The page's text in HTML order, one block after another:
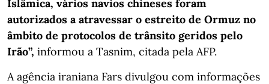
Islâmica, vários navios chineses foram
autorizados a atravessar o estreito de Ormuz no
âmbito de protocolos de trânsito geridos pelo
Irão”, informou a Tasnim, citada pela AFP.
A agência iraniana Fars divulgou com informações